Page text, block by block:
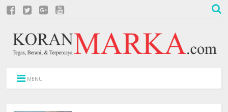
MENU